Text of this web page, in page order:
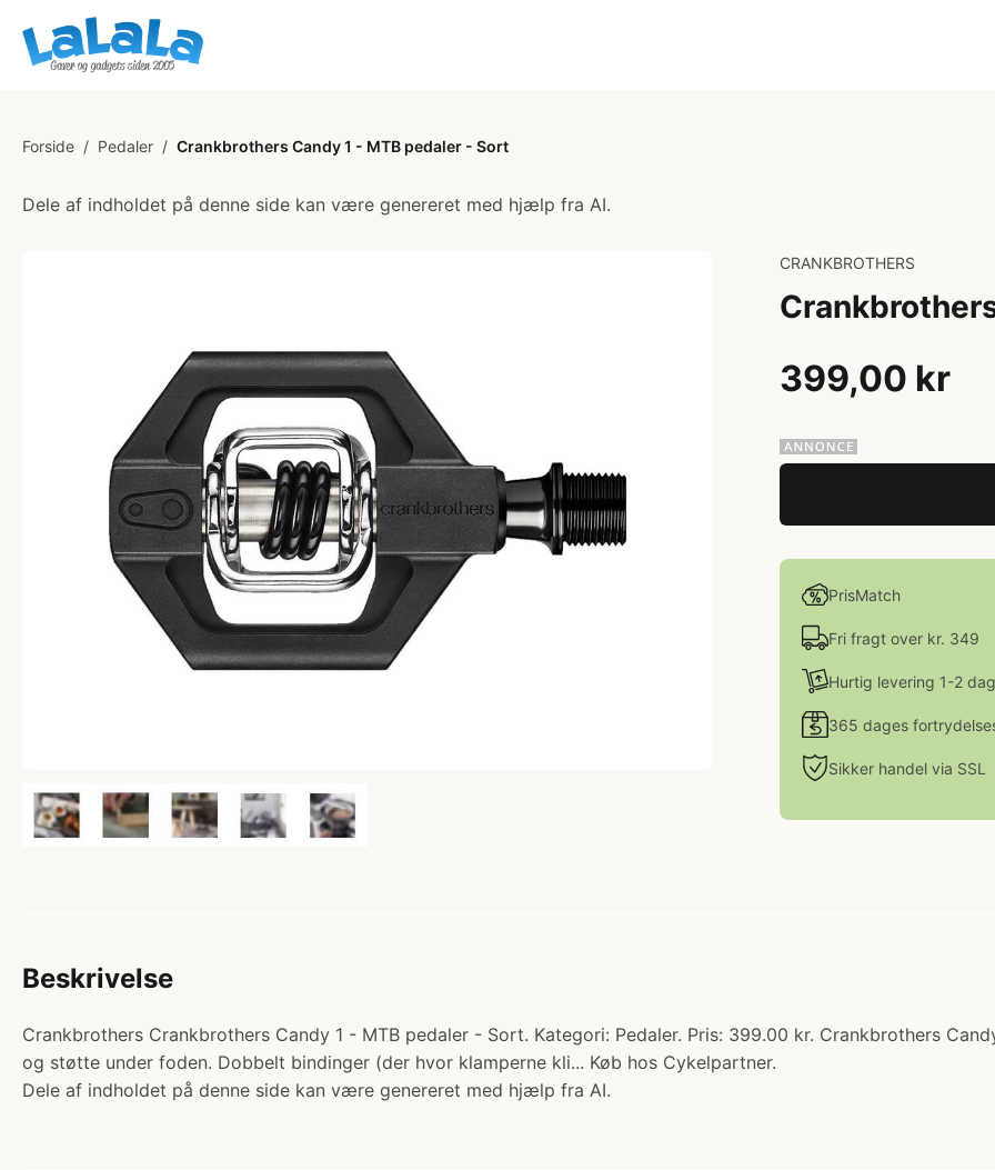
Forside / Pedaler / Crankbrothers Candy 1 - MTB pedaler - Sort
Dele af indholdet på denne side kan være genereret med hjælp fra AI.
CRANKBROTHERS
399,00 kr
PrisMatch
Fri fragt over kr. 349
Hurtig levering 1-2
365 dages
Sikker handel via SSL
Beskrivelse
Crankbrothers Crankbrothers Candy 1 - MTB pedaler - Sort. Kategori: Pedaler. Pris: 399.00 kr. Crankbrothers
og støtte under foden. Dobbelt bindinger (der hvor klamperne kli... Køb hos Cykelpartner.
Dele af indholdet på denne side kan være genereret med hjælp fra AI.